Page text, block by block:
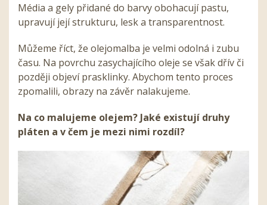
Média a gely přidané do barvy obohacují pastu,
upravují její strukturu, lesk a transparentnost.
Můžeme říct, že olejomalba je velmi odolná i zubu
času. Na povrchu zasychajícího oleje se však dřív či
později objeví prasklinky. Abychom tento proces
zpomalili, obrazy na závěr nalakujeme.
Na co malujeme olejem? Jaké existují druhy
pláten a v čem je mezi nimi rozdíl?